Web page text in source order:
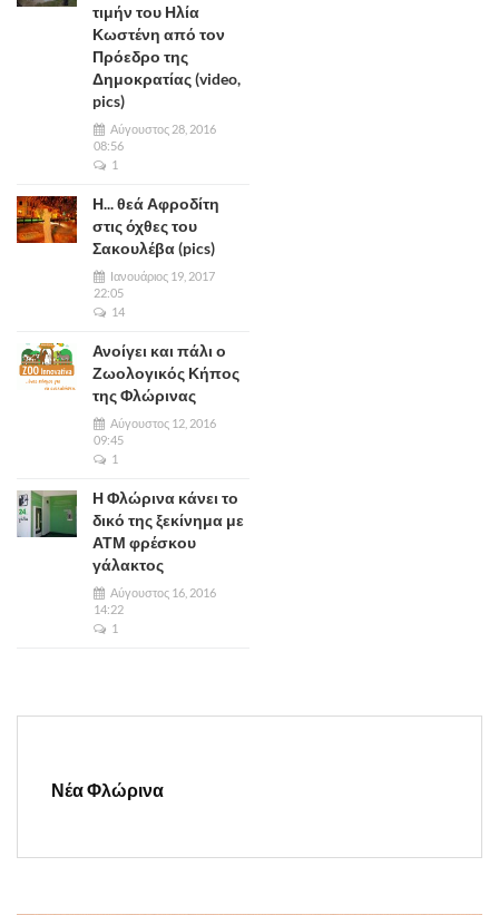
τιμήν του Ηλία
Κωστένη από τον
Πρόεδρο της
Δημοκρατίας (video,
pics)
Αύγουστος 28, 2016
08:56
1
Η... θεά Αφροδίτη
στις όχθες του
Σακουλέβα (pics)
Ιανουάριος 19, 2017
22:05
14
Ανοίγει και πάλι ο
Ζωολογικός Κήπος
της Φλώρινας
Αύγουστος 12, 2016
09:45
1
Η Φλώρινα κάνει το
δικό της ξεκίνημα με
ΑΤΜ φρέσκου
γάλακτος
Αύγουστος 16, 2016
14:22
1
Νέα Φλώρινα